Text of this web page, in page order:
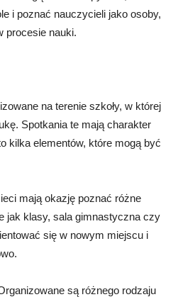
i poznać nauczycieli jako osoby,
procesie nauki.
na terenie szkoły, w której
Spotkania te mają charakter
kilka elementów, które mogą być
mają okazję poznać różne
jak klasy, sala gimnastyczna czy
się w nowym miejscu i
są różnego rodzaju